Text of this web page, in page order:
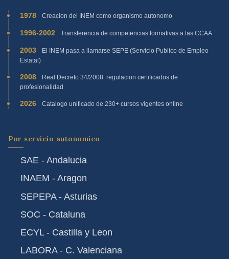
1978 Creacion del INEM como organismo autonomo
1996-2002 Transferencia de competencias formativas a las CCAA
2003
El INEM pasa a llamarse SEPE (Servicio Publico de Empleo
Estatal)
2008
Real Decreto 34/2008: regulacion certificados de
profesionalidad
2026 Catalogo unificado de 230+ cursos vigentes online
Por servicio autonomico
SAE - Andalucia
INAEM - Aragon
SEPEPA - Asturias
SOC - Cataluna
ECYL - Castilla y Leon
LABORA - C. Valenciana